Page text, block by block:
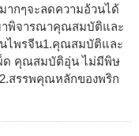
กๆจะลดความอ้วนได้
าพิจารณาคุณสมบัติและ
ไพรจีน1.คุณสมบัติและ
ผ็ด คุณสมบัติอุ่น ไม่มีพิษ
สรรพคุณหลักของพริก